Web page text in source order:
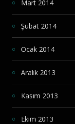
Mart 2014
Şubat 2014
Ocak 2014
Aralık 2013
Kasım 2013
Ekim 2013